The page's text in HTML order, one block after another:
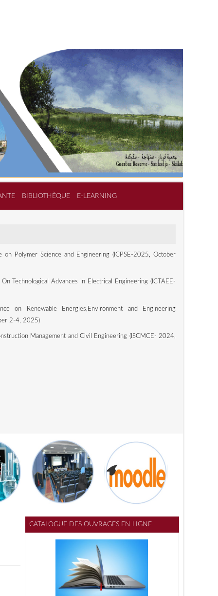
BIBLIOTHÈQUE E-LEARNING
on Polymer Science and Engineering (ICPSE-2025, October
Technological Advances in Electrical Engineering (ICTAEE-
on Renewable Energies,Environment and Engineering
2-4, 2025)
Management and Civil Engineering (ISCMCE- 2024,
CATALOGUE DES OUVRAGES EN LIGNE